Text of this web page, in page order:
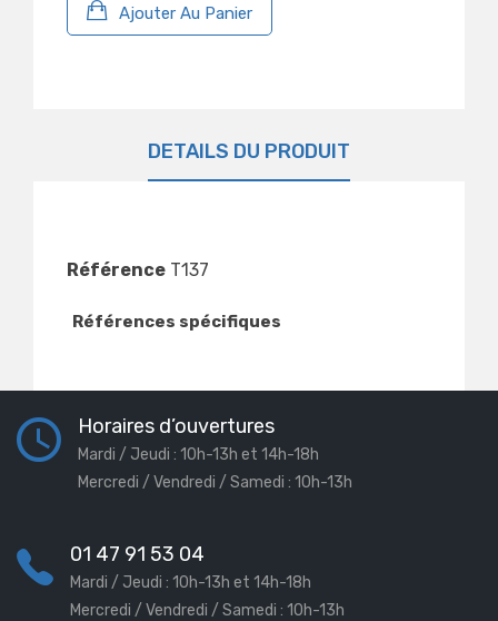
Ajouter Au Panier
DÉTAILS DU PRODUIT
Référence T137
Références spécifiques
Horaires d’ouvertures
Mardi / Jeudi : 10h-13h et 14h-18h
Mercredi / Vendredi / Samedi : 10h-13h
01 47 91 53 04
Mardi / Jeudi : 10h-13h et 14h-18h
Mercredi / Vendredi / Samedi : 10h-13h